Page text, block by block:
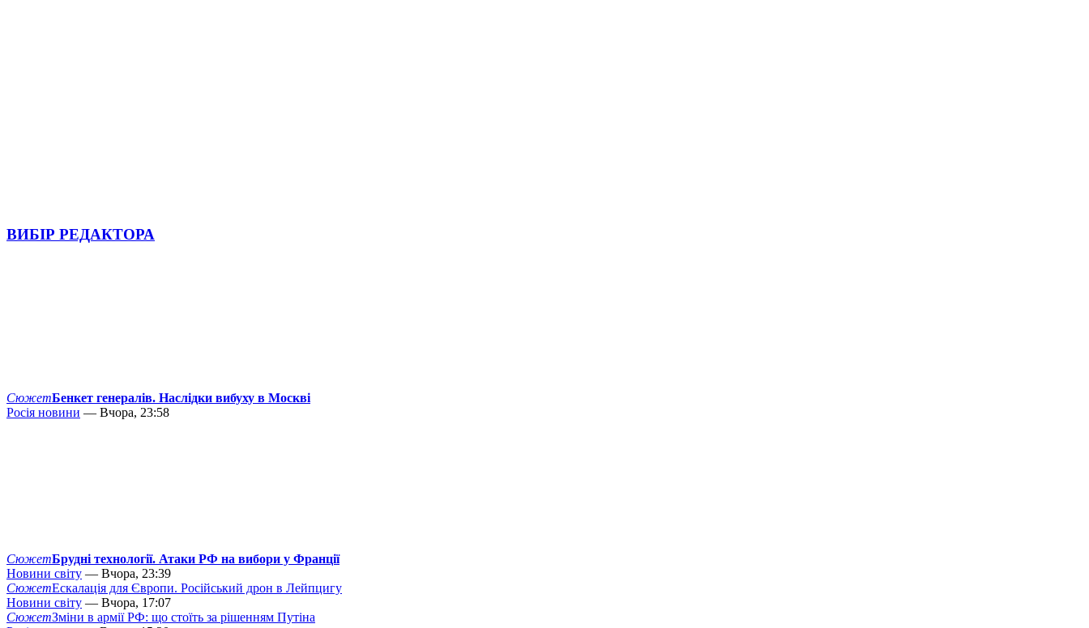
ВИБІР РЕДАКТОРА
СюжетБенкет генералів. Наслідки вибуху в Москві
Росія новини — Вчора, 23:58
СюжетБрудні технології. Атаки РФ на вибори у Франції
Новини світу — Вчора, 23:39
СюжетЕскалація для Європи. Російський дрон в Лейпцигу
Новини світу — Вчора, 17:07
СюжетЗміни в армії РФ: що стоїть за рішенням Путіна